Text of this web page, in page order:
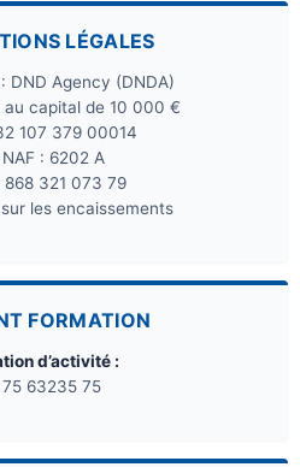
LÉGALES
DND Agency (DNDA)
au capital de 10 000 €
107 379 00014
: 6202 A
868 321 073 79
les encaissements
FORMATION
d’activité :
75 63235 75